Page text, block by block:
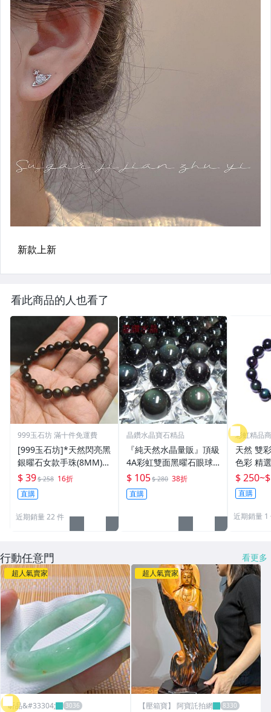
看此商品的人也看了
999玉石坊 滿十件免運費
[999玉石坊]*天然閃亮黑
銀曜石女款手珠(8MM)*
39元賠錢出清
$ 39$ 258 16折
直購
近期銷量 22 件
晶鑽水晶寶石精品
『純天然水晶量販』頂級
4A彩虹雙面黑曜石眼球2
1mm墨西哥當地精緻研
磨＊帶雙眼＊天地眼
$ 105$ 280 38折
直購
彩虹精品
天然 雙
色彩 精
石 手珠手串手鍊 驅邪避
凶 開運
黑曜石
$ 250~
直購
近期銷量 1
行動任意門 看更多
超人氣賣家
昕品&#33304;
超人氣賣家
【壓箱寶】 阿寶託拍網